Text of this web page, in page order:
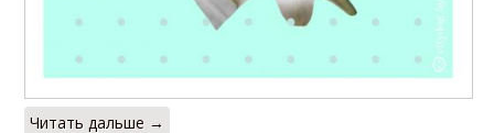
Читать дальше →